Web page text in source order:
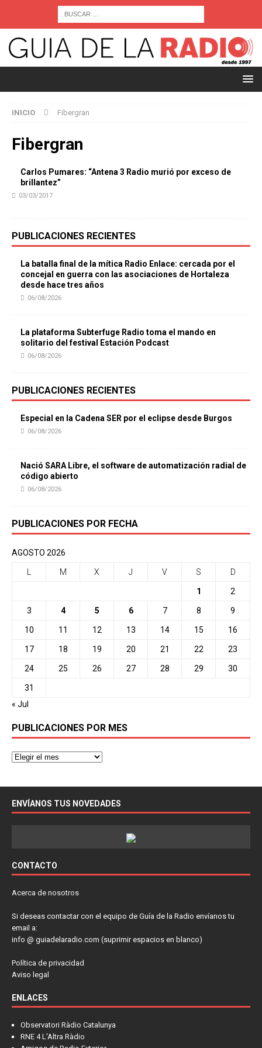
INICIO Fibergran
Fibergran
Carlos Pumares: “Antena 3 Radio murió por exceso de
brillantez”
03/03/2017
PUBLICACIONES RECIENTES
La batalla final de la mítica Radio Enlace: cercada por el
concejal en guerra con las asociaciones de Hortaleza
desde hace tres años
06/08/2026
La plataforma Subterfuge Radio toma el mando en
solitario del festival Estación Podcast
06/08/2026
PUBLICACIONES RECIENTES
Especial en la Cadena SER por el eclipse desde Burgos
06/08/2026
Nació SARA Libre, el software de automatización radial de
código abierto
06/08/2026
PUBLICACIONES POR FECHA
AGOSTO 2026
M X J V S D
1 2
3 4 5 6 7 8 9
10 11 12 13 14 15 16
17 18 19 20 21 22 23
24 25 26 27 28 29 30
31
« Jul
PUBLICACIONES POR MES
ENVÍANOS TUS NOVEDADES
CONTACTO
Acerca de nosotros
Si deseas contactar con el equipo de Guía de la Radio envíanos tu
email a:
info @ guiadelaradio.com (suprimir espacios en blanco)
Política de privacidad
Aviso legal
ENLACES
Observatori Ràdio Catalunya
RNE 4 L'Altra Ràdio